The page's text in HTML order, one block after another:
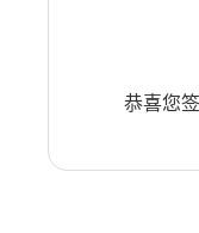
恭喜您